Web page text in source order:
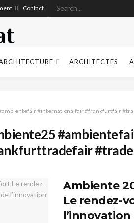
Contact
ARCHITECTES
#internationalfair #frankfurtfair
Ambiente
Le rendez-